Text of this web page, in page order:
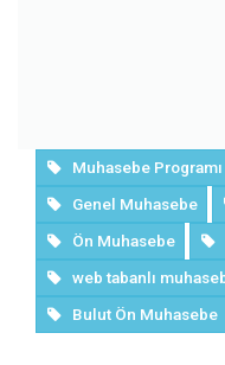
Muhasebe Programı
Genel Muhasebe
Ön Muhasebe
web tabanlı
Bulut Ön Muhasebe